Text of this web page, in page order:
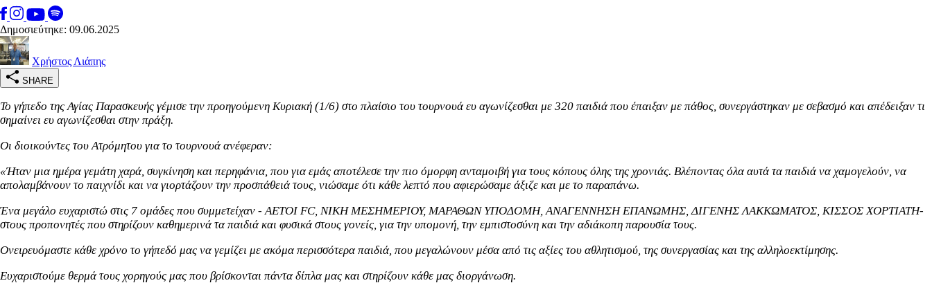
Δημοσιεύτηκε: 09.06.2025
Χρήστος Λιάπης
SHARE
Το γήπεδο της Αγίας Παρασκευής γέμισε την προηγούμενη Κυριακή (1/6) στο πλαίσιο του τουρνουά ευ αγωνίζεσθαι με 320 παιδιά που έπαιξαν με πάθος, συνεργάστηκαν με σεβασμό και απέδειξαν τι
σημαίνει ευ αγωνίζεσθαι στην πράξη.
Οι διοικούντες του Ατρόμητου για το τουρνουά ανέφεραν:
«Ήταν μια ημέρα γεμάτη χαρά, συγκίνηση και περηφάνια, που για εμάς αποτέλεσε την πιο όμορφη ανταμοιβή για τους κόπους όλης της χρονιάς. Βλέποντας όλα αυτά τα παιδιά να χαμογελούν, να
απολαμβάνουν το παιχνίδι και να γιορτάζουν την προσπάθειά τους, νιώσαμε ότι κάθε λεπτό που αφιερώσαμε άξιζε και με το παραπάνω.
Ένα μεγάλο ευχαριστώ στις 7 ομάδες που συμμετείχαν - ΑΕΤΟΙ FC, ΝΙΚΗ ΜΕΣΗΜΕΡΙΟΥ, ΜΑΡΑΘΩΝ ΥΠΟΔΟΜΗ, ΑΝΑΓΕΝΝΗΣΗ ΕΠΑΝΩΜΗΣ, ΔΙΓΕΝΗΣ ΛΑΚΚΩΜΑΤΟΣ, ΚΙΣΣΟΣ ΧΟΡΤΙΑΤΗ-
στους προπονητές που στηρίζουν καθημερινά τα παιδιά και φυσικά στους γονείς, για την υπομονή, την εμπιστοσύνη και την αδιάκοπη παρουσία τους.
Ονειρευόμαστε κάθε χρόνο το γήπεδό μας να γεμίζει με ακόμα περισσότερα παιδιά, που μεγαλώνουν μέσα από τις αξίες του αθλητισμού, της συνεργασίας και της αλληλοεκτίμησης.
Ευχαριστούμε θερμά τους χορηγούς μας που βρίσκονται πάντα δίπλα μας και στηρίζουν κάθε μας διοργάνωση.